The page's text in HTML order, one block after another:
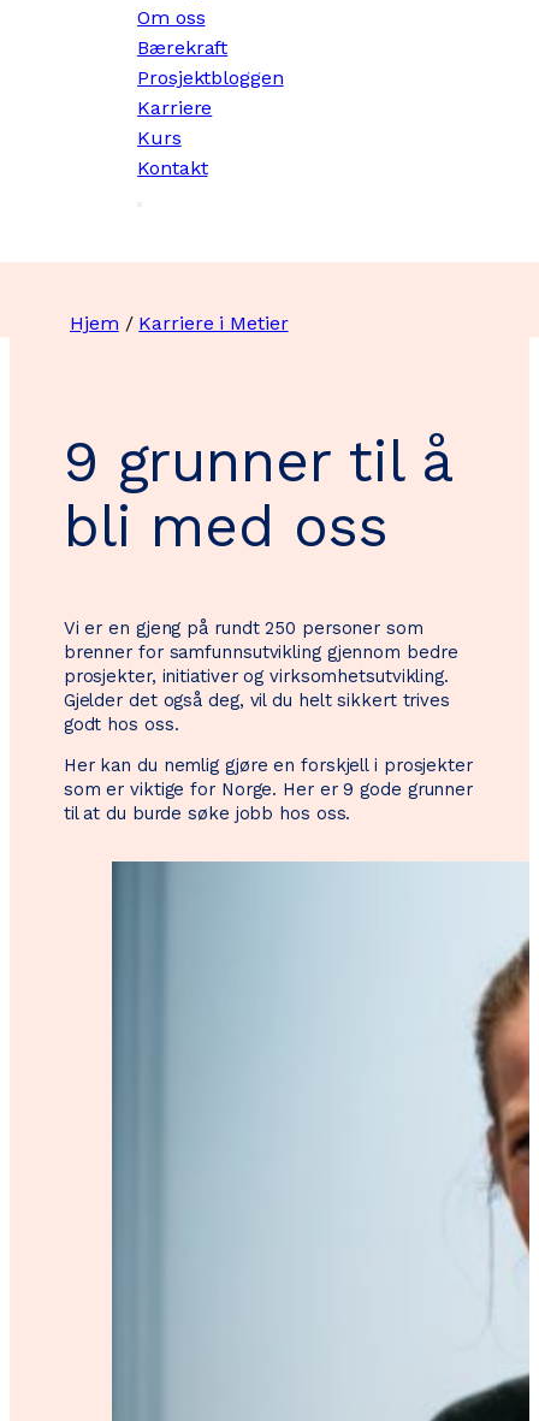
Om oss
Bærekraft
Prosjektbloggen
Karriere
Kurs
Kontakt
Hjem / Karriere i Metier
9 grunner til å
bli med oss
Vi er en gjeng på rundt 250 personer som
brenner for samfunnsutvikling gjennom bedre
prosjekter, initiativer og virksomhetsutvikling.
Gjelder det også deg, vil du helt sikkert trives
godt hos oss.
Her kan du nemlig gjøre en forskjell i prosjekter
som er viktige for Norge. Her er 9 gode grunner
til at du burde søke jobb hos oss.